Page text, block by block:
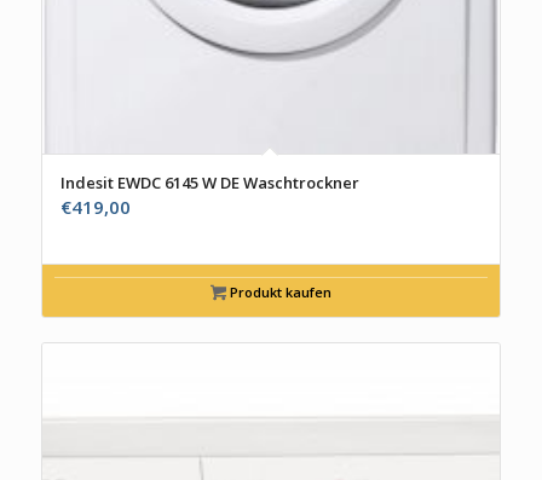
Indesit EWDC 6145 W DE Waschtrockner
€419,00
Produkt kaufen